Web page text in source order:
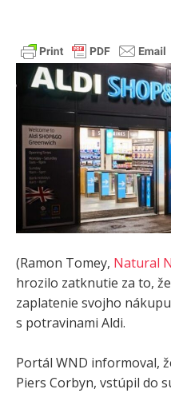
(Ramon Tomey, Natural
hrozilo zatknutie za to,
zaplatenie svojho
s potravinami Aldi.
Portál WND informoval,
Piers Corbyn, vstúpil do